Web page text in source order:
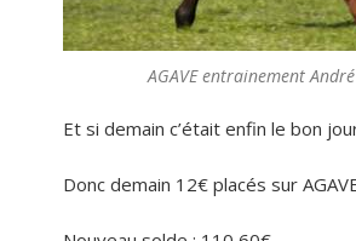
AGAVE entrainement
Et si demain c’était enfin le bon
Donc demain 12€ placés sur